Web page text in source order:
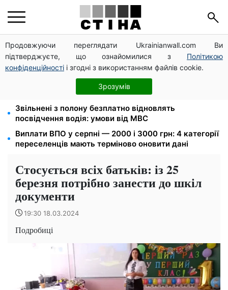
Продовжуючи переглядати Ukrainianwall.com Ви
підтверджуєте, що ознайомилися з Політикою
конфіденційності і згодні з використанням файлів cookie.
Зрозумів
125 грн за куб води: закон №4777 запустив подвійне
подорожчання тарифів у регіонах
Новий знак на центральній вулиці: водіям
вантажівок заборонили зупинку — штраф до 680
Звільнені з полону безплатно відновлять
посвідчення водія: умови від МВС
Виплати ВПО у серпні — 2000 і 3000 грн: 4 категорії
переселенців мають терміново оновити дані
Стосується всіх батьків: із 25
березня потрібно занести до шкіл
документи
19:30 18.03.2024
Подробиці